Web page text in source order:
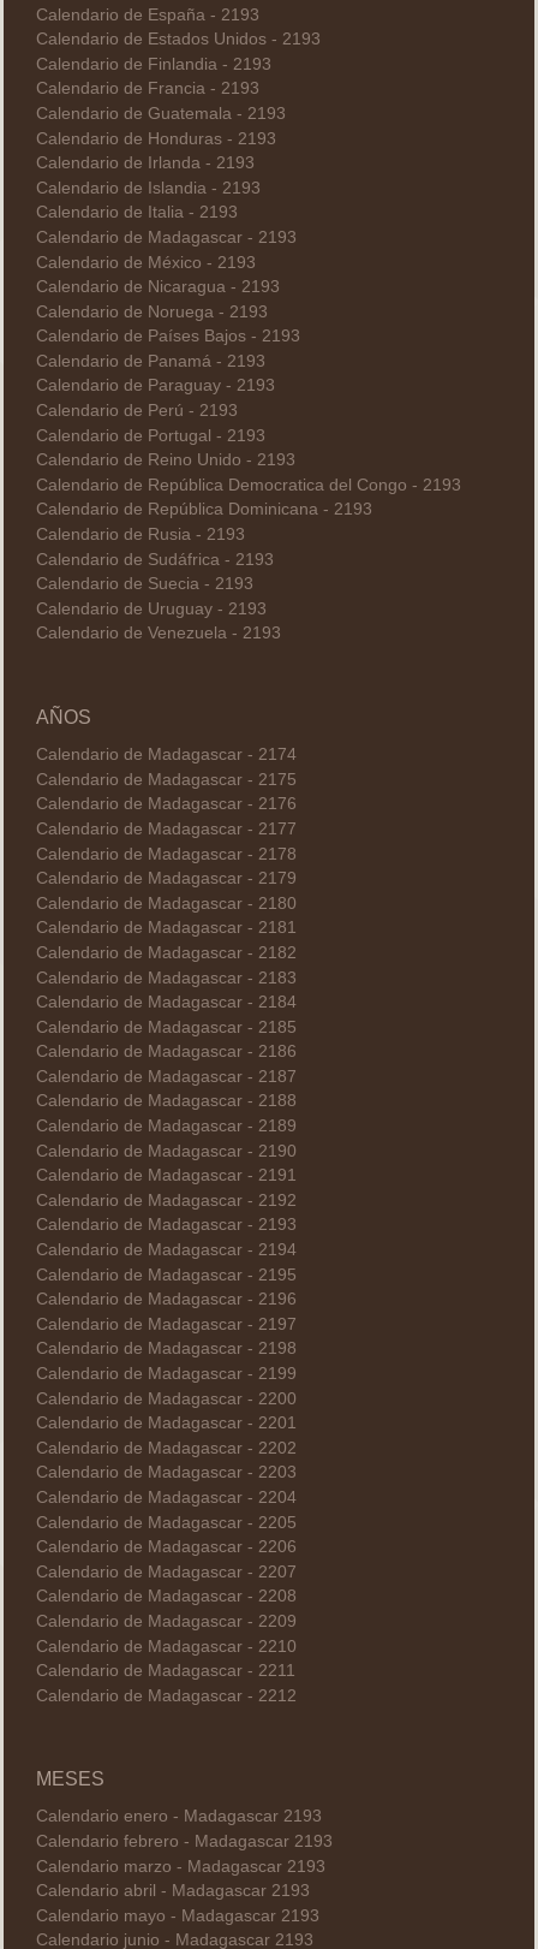
Calendario de España - 2193
Calendario de Estados Unidos - 2193
Calendario de Finlandia - 2193
Calendario de Francia - 2193
Calendario de Guatemala - 2193
Calendario de Honduras - 2193
Calendario de Irlanda - 2193
Calendario de Islandia - 2193
Calendario de Italia - 2193
Calendario de Madagascar - 2193
Calendario de México - 2193
Calendario de Nicaragua - 2193
Calendario de Noruega - 2193
Calendario de Países Bajos - 2193
Calendario de Panamá - 2193
Calendario de Paraguay - 2193
Calendario de Perú - 2193
Calendario de Portugal - 2193
Calendario de Reino Unido - 2193
Calendario de República Democratica del Congo - 2193
Calendario de República Dominicana - 2193
Calendario de Rusia - 2193
Calendario de Sudáfrica - 2193
Calendario de Suecia - 2193
Calendario de Uruguay - 2193
Calendario de Venezuela - 2193
AÑOS
Calendario de Madagascar - 2174
Calendario de Madagascar - 2175
Calendario de Madagascar - 2176
Calendario de Madagascar - 2177
Calendario de Madagascar - 2178
Calendario de Madagascar - 2179
Calendario de Madagascar - 2180
Calendario de Madagascar - 2181
Calendario de Madagascar - 2182
Calendario de Madagascar - 2183
Calendario de Madagascar - 2184
Calendario de Madagascar - 2185
Calendario de Madagascar - 2186
Calendario de Madagascar - 2187
Calendario de Madagascar - 2188
Calendario de Madagascar - 2189
Calendario de Madagascar - 2190
Calendario de Madagascar - 2191
Calendario de Madagascar - 2192
Calendario de Madagascar - 2193
Calendario de Madagascar - 2194
Calendario de Madagascar - 2195
Calendario de Madagascar - 2196
Calendario de Madagascar - 2197
Calendario de Madagascar - 2198
Calendario de Madagascar - 2199
Calendario de Madagascar - 2200
Calendario de Madagascar - 2201
Calendario de Madagascar - 2202
Calendario de Madagascar - 2203
Calendario de Madagascar - 2204
Calendario de Madagascar - 2205
Calendario de Madagascar - 2206
Calendario de Madagascar - 2207
Calendario de Madagascar - 2208
Calendario de Madagascar - 2209
Calendario de Madagascar - 2210
Calendario de Madagascar - 2211
Calendario de Madagascar - 2212
MESES
Calendario enero - Madagascar 2193
Calendario febrero - Madagascar 2193
Calendario marzo - Madagascar 2193
Calendario abril - Madagascar 2193
Calendario mayo - Madagascar 2193
Calendario junio - Madagascar 2193